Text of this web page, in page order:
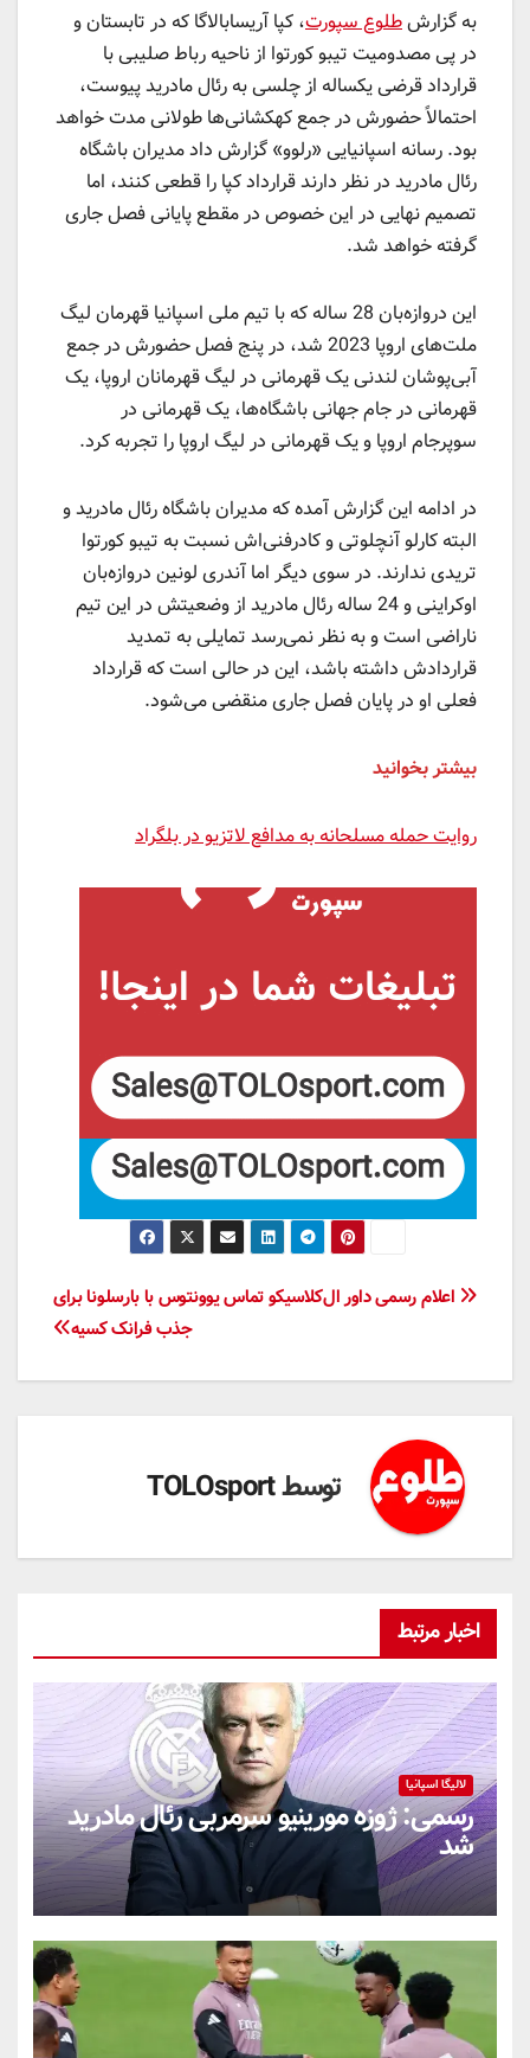
به گزارشطلوع سپورت، کپا آریسابالاگا که در تابستان و
در پی مصدومیت تیبو کورتوا از ناحیه رباط صلیبی با
قرارداد قرضی یکساله از چلسی به رئال مادرید پیوست،
احتمالاً حضورش در جمع کهکشانی‌ها طولانی مدت خواهد
بود. رسانه اسپانیایی «رلوو» گزارش داد مدیران باشگاه
رئال مادرید در نظر دارند قرارداد کپا را قطعی کنند، اما
تصمیم نهایی در این خصوص در مقطع پایانی فصل جاری
گرفته خواهد شد.
این دروازه‌بان 28 ساله که با تیم ملی اسپانیا قهرمان لیگ
ملت‌های اروپا 2023 شد، در پنج فصل حضورش در جمع
آبی‌پوشان لندنی یک قهرمانی در لیگ قهرمانان اروپا، یک
قهرمانی در جام جهانی باشگاه‌ها، یک قهرمانی در
سوپرجام اروپا و یک قهرمانی در لیگ اروپا را تجربه کرد.
در ادامه این گزارش آمده که مدیران باشگاه رئال مادرید و
البته کارلو آنچلوتی و کادرفنی‌اش نسبت به تیبو کورتوا
تریدی ندارند. در سوی دیگر اما آندری لونین دروازه‌بان
اوکراینی و 24 ساله رئال مادرید از وضعیتش در این تیم
ناراضی است و به نظر نمی‌رسد تمایلی به تمدید
قراردادش داشته باشد، این در حالی است که قرارداد
فعلی او در پایان فصل جاری منقضی می‌شود.
بیشتر بخوانید
روایت حمله مسلحانه به مدافع لاتزیو در بلگراد
راهبری
تماس یوونتوس با بارسلونا برای
جذب فرانک کسیه
اعلام رسمی داور ال‌کلاسیکو
توسطTOLOsport
اخبار مرتبط
لالیگا اسپانیا
رسمی: ژوزه مورینیو سرمربی رئال مادرید
شد